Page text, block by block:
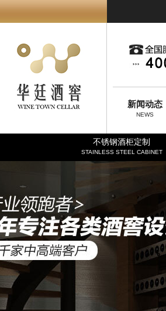
新闻动态
NEWS
不锈钢酒柜定制
STAINLESS STEEL CABINET